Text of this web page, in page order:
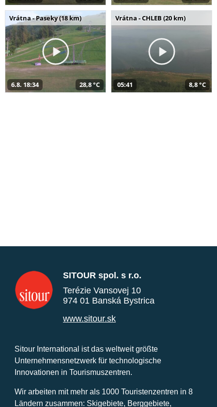
Vrátna - Paseky (18 km)
6.8. 18:34 28,8 °C
Vrátna - CHLEB (20 km)
05:41 8,8 °C
SITOUR spol. s r.o.
Terézie Vansovej 10
974 01 Banská Bystrica
www.sitour.sk
Sitour International ist das weltweit größte
Unternehmensnetzwerk für technologische
Innovationen in Tourismuszentren.
Wir arbeiten mit mehr als 1000 Touristenzentren in 8
Ländern zusammen: Skigebiete, Berggebiete,